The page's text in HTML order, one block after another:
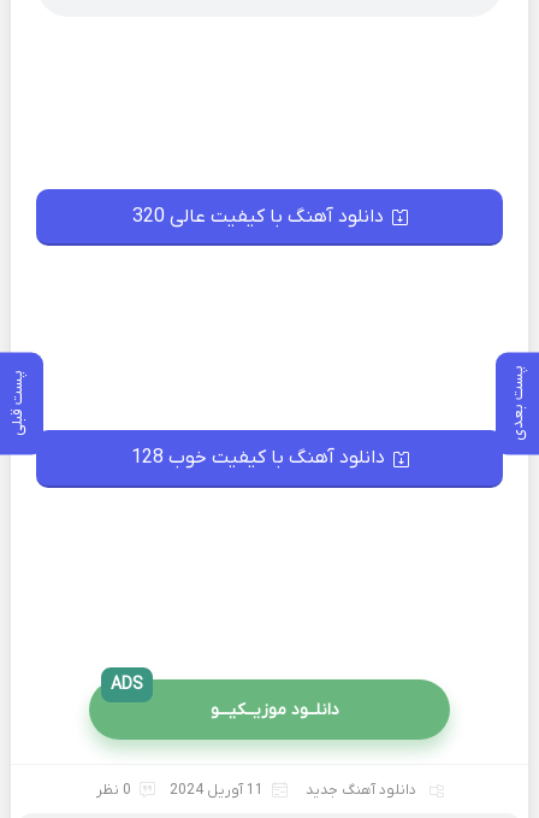
پست بعدی پست قبلی
دانلود آهنگ با کیفیت عالی 320
دانلود آهنگ با کیفیت خوب 128
دانلــود موزیــکیـــو
ADS
دانلود آهنگ جدید 11 آوریل 2024 0 نظر